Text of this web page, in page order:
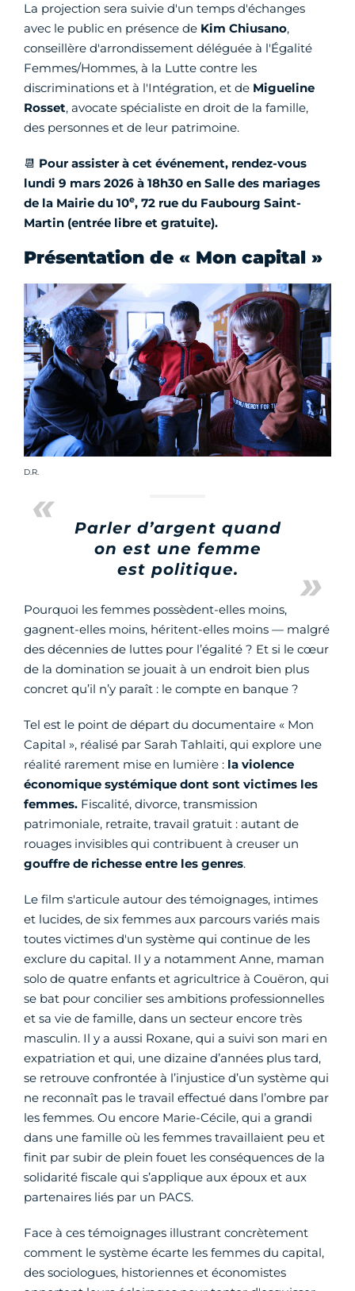
La projection sera suivie d'un temps d'échanges
avec le public en présence de Kim Chiusano,
conseillère d'arrondissement déléguée à l'Égalité
Femmes/Hommes, à la Lutte contre les
discriminations et à l'Intégration, et de Migueline
Rosset, avocate spécialiste en droit de la famille,
des personnes et de leur patrimoine.
📆 Pour assister à cet événement, rendez-vous
lundi 9 mars 2026 à 18h30 en Salle des mariages
de la Mairie du 10e, 72 rue du Faubourg Saint-
Martin (entrée libre et gratuite).
Présentation de « Mon capital »
Crédit photo :
D.R.
Parler d’argent quand
on est une femme
est politique.
Pourquoi les femmes possèdent-elles moins,
gagnent-elles moins, héritent-elles moins — malgré
des décennies de luttes pour l’égalité ? Et si le cœur
de la domination se jouait à un endroit bien plus
concret qu’il n’y paraît : le compte en banque ?
Tel est le point de départ du documentaire « Mon
Capital », réalisé par Sarah Tahlaiti, qui explore une
réalité rarement mise en lumière : la violence
économique systémique dont sont victimes les
femmes. Fiscalité, divorce, transmission
patrimoniale, retraite, travail gratuit : autant de
rouages invisibles qui contribuent à creuser un
gouffre de richesse entre les genres.
Le film s'articule autour des témoignages, intimes
et lucides, de six femmes aux parcours variés mais
toutes victimes d'un système qui continue de les
exclure du capital. Il y a notamment Anne, maman
solo de quatre enfants et agricultrice à Couëron, qui
se bat pour concilier ses ambitions professionnelles
et sa vie de famille, dans un secteur encore très
masculin. Il y a aussi Roxane, qui a suivi son mari en
expatriation et qui, une dizaine d’années plus tard,
se retrouve confrontée à l’injustice d’un système qui
ne reconnaît pas le travail effectué dans l’ombre par
les femmes. Ou encore Marie-Cécile, qui a grandi
dans une famille où les femmes travaillaient peu et
finit par subir de plein fouet les conséquences de la
solidarité fiscale qui s’applique aux époux et aux
partenaires liés par un PACS.
Face à ces témoignages illustrant concrètement
comment le système écarte les femmes du capital,
des sociologues, historiennes et économistes